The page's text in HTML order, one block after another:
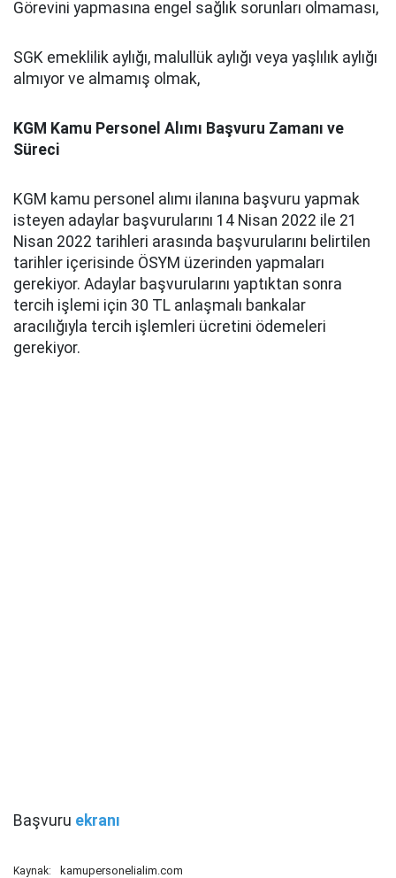
Görevini yapmasına engel sağlık sorunları olmaması,
SGK emeklilik aylığı, malullük aylığı veya yaşlılık aylığı
almıyor ve almamış olmak,
KGM Kamu Personel Alımı Başvuru Zamanı ve
Süreci
KGM kamu personel alımı ilanına başvuru yapmak
isteyen adaylar başvurularını 14 Nisan 2022 ile 21
Nisan 2022 tarihleri arasında başvurularını belirtilen
tarihler içerisinde ÖSYM üzerinden yapmaları
gerekiyor. Adaylar başvurularını yaptıktan sonra
tercih işlemi için 30 TL anlaşmalı bankalar
aracılığıyla tercih işlemleri ücretini ödemeleri
gerekiyor.
Başvuru ekranı
Kaynak: kamupersonelialim.com